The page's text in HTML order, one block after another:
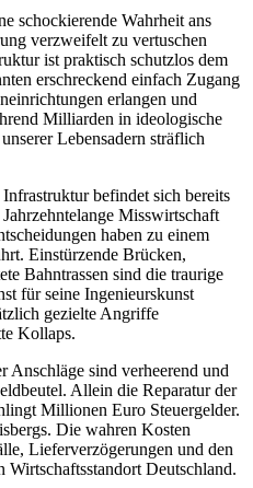
schockierende Wahrheit ans
verzweifelt zu vertuschen
ist praktisch schutzlos dem
erschreckend einfach Zugang
erlangen und
Milliarden in ideologische
Lebensadern sträflich
befindet sich bereits
Misswirtschaft
haben zu einem
Einstürzende Brücken,
Bahntrassen sind die traurige
für seine Ingenieurskunst
gezielte Angriffe
Kollaps.
Anschläge sind verheerend und
Allein die Reparatur der
Millionen Euro Steuergelder.
Die wahren Kosten
Lieferverzögerungen und den
Wirtschaftsstandort Deutschland.